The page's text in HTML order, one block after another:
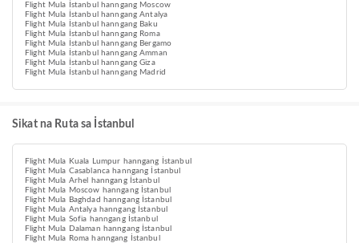
Flight Mula İstanbul hanngang Moscow
Flight Mula İstanbul hanngang Antalya
Flight Mula İstanbul hanngang Baku
Flight Mula İstanbul hanngang Roma
Flight Mula İstanbul hanngang Bergamo
Flight Mula İstanbul hanngang Amman
Flight Mula İstanbul hanngang Giza
Flight Mula İstanbul hanngang Madrid
Sikat na Ruta sa İstanbul
Flight Mula Kuala Lumpur hanngang İstanbul
Flight Mula Casablanca hanngang İstanbul
Flight Mula Arhel hanngang İstanbul
Flight Mula Moscow hanngang İstanbul
Flight Mula Baghdad hanngang İstanbul
Flight Mula Antalya hanngang İstanbul
Flight Mula Sofia hanngang İstanbul
Flight Mula Dalaman hanngang İstanbul
Flight Mula Roma hanngang İstanbul